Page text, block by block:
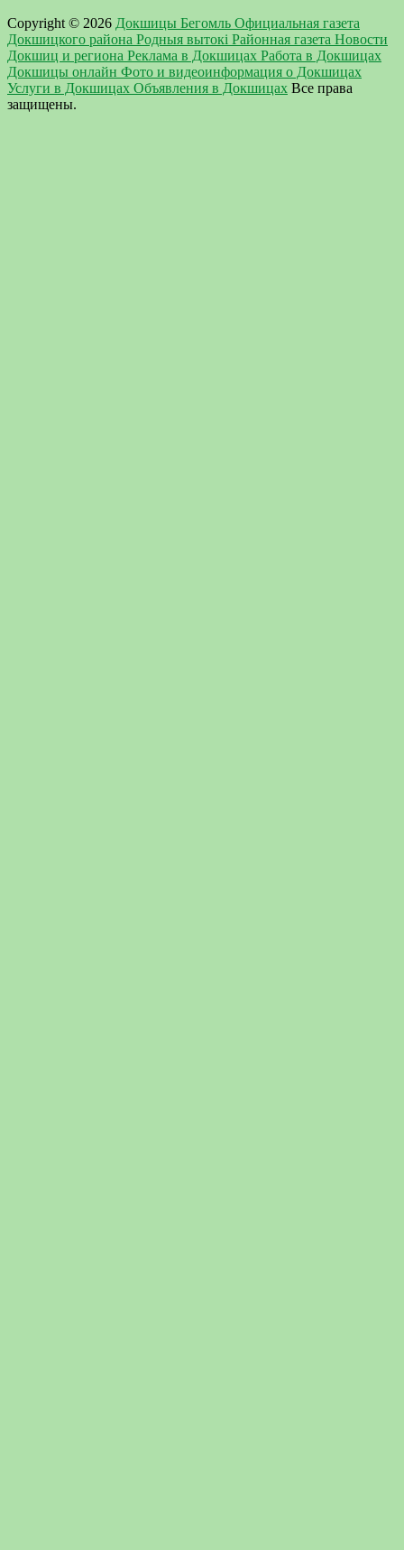
Copyright © 2026 Докшицы Бегомль Официальная газета
Докшицкого района Родныя вытокi Районная газета Новости
Докшиц и региона Реклама в Докшицах Работа в Докшицах
Докшицы онлайн Фото и видеоинформация о Докшицах
Услуги в Докшицах Объявления в Докшицах Все права
защищены.